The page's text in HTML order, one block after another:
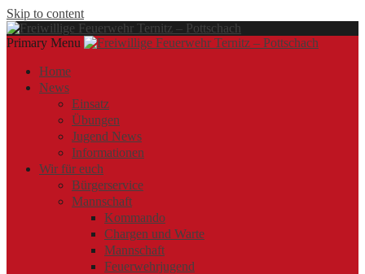
Skip to content
Primary Menu
Freiwillige Feuerwehr Ternitz – Pottschach
Home
News
Einsatz
Übungen
Jugend News
Informationen
Wir für euch
Bürgerservice
Mannschaft
Kommando
Chargen und Warte
Mannschaft
Feuerwehrjugend